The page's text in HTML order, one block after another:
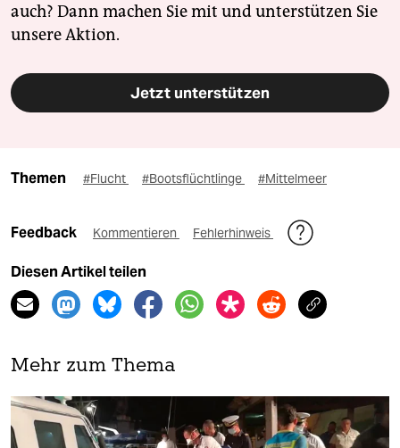
auch? Dann machen Sie mit und unterstützen Sie
unsere Aktion.
Jetzt unterstützen
Themen #Flucht #Bootsflüchtlinge #Mittelmeer
Feedback Kommentieren Fehlerhinweis
Diesen Artikel teilen
Mehr zum Thema